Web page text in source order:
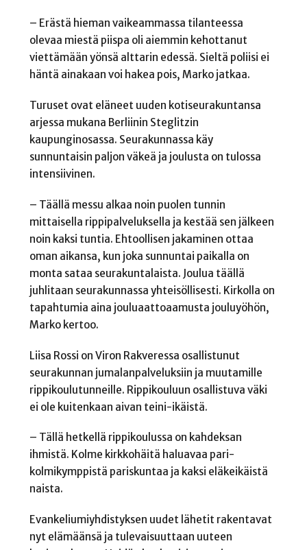
– Erästä hieman vaikeammassa tilanteessa
olevaa miestä piispa oli aiemmin kehottanut
viettämään yönsä alttarin edessä. Sieltä poliisi ei
häntä ainakaan voi hakea pois, Marko jatkaa.
Turuset ovat eläneet uuden kotiseurakuntansa
arjessa mukana Berliinin Steglitzin
kaupunginosassa. Seurakunnassa käy
sunnuntaisin paljon väkeä ja joulusta on tulossa
intensiivinen.
– Täällä messu alkaa noin puolen tunnin
mittaisella rippipalveluksella ja kestää sen jälkeen
noin kaksi tuntia. Ehtoollisen jakaminen ottaa
oman aikansa, kun joka sunnuntai paikalla on
monta sataa seurakuntalaista. Joulua täällä
juhlitaan seurakunnassa yhteisöllisesti. Kirkolla on
tapahtumia aina jouluaattoaamusta jouluyöhön,
Marko kertoo.
Liisa Rossi on Viron Rakveressa osallistunut
seurakunnan jumalanpalveluksiin ja muutamille
rippikoulutunneille. Rippikouluun osallistuva väki
ei ole kuitenkaan aivan teini-ikäistä.
– Tällä hetkellä rippikoulussa on kahdeksan
ihmistä. Kolme kirkkohäitä haluavaa pari-
kolmikymppistä pariskuntaa ja kaksi eläkeikäistä
naista.
Evankeliumiyhdistyksen uudet lähetit rakentavat
nyt elämäänsä ja tulevaisuuttaan uuteen